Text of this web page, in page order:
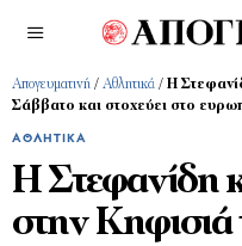
Απογευματινή / Αθλητικά / Η
Σάββατο και στοχεύει στο
ΑΘΛΗΤΙΚΆ
Η Στεφανίδη
στην Κηφισιά